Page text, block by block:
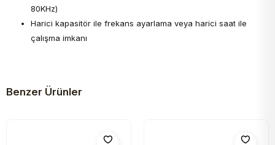
80KHz)
Harici kapasitör ile frekans ayarlama veya harici saat ile
çalışma imkanı
Benzer Ürünler